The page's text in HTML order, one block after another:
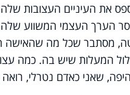
את העיניים העצובות
הערך העצמי המשווע
מסתבר שכל מה שהאישה
המעלות שיש בה. כמה
שאני כאדם נטרלי,